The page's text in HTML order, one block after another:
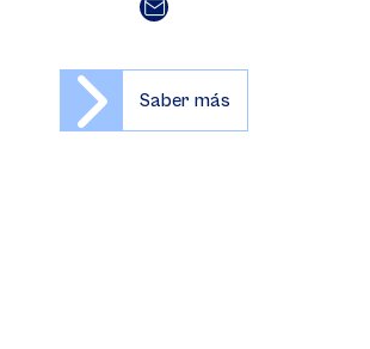
Saber más